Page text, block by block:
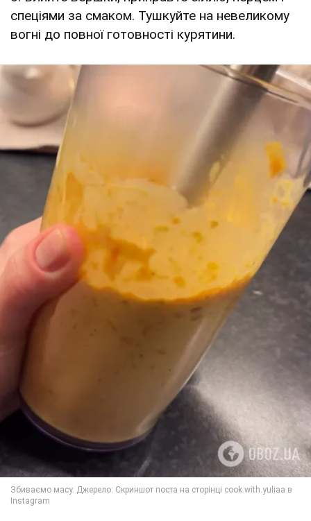
спеціями за смаком. Тушкуйте на невеликому
вогні до повної готовності курятини.